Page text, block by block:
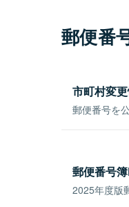
郵便番
市町村変
郵便番号を
郵便番号
2025年度版